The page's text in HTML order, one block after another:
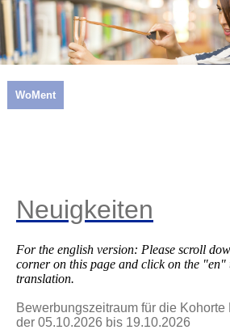
WoMent
Neuigkeiten
For the english version: Please scroll
corner on this page and click on the
translation.
Bewerbungszeitraum für die Kohorte
der 05.10.2026 bis 19.10.2026